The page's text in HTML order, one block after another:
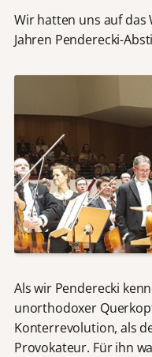
Wir hatten uns auf das
Jahren Penderecki-
Als wir Penderecki
unorthodoxer
Konterrevolution, als
Provokateur. Für ihn